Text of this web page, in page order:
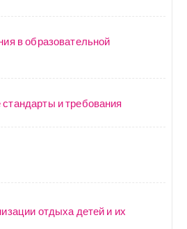
в образовательной
и требования
отдыха детей и их